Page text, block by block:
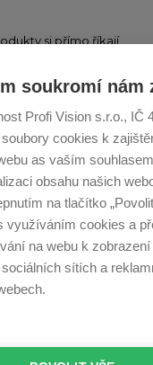
soukromí nám
Profi Vision s.r.o., IČ
cookies k
as vaším
obsahu našich
na tlačítko
využíváním cookies a
na webu k
sítích a
si přímo říkají
píšeme
představujeme